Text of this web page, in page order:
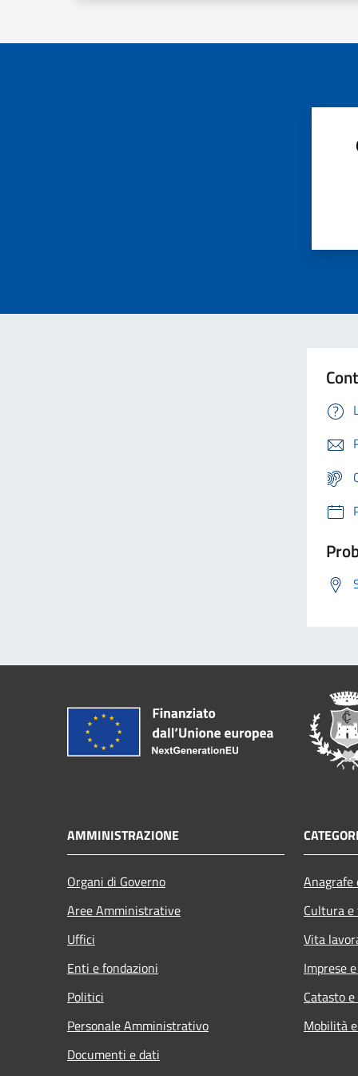
AMMINISTRAZIONE
Organi di Governo
Aree Amministrative
Uffici
Enti e fondazioni
Politici
Personale Amministrativo
Documenti e dati
Cultura
Vita
Imprese
Catasto
Mobilità